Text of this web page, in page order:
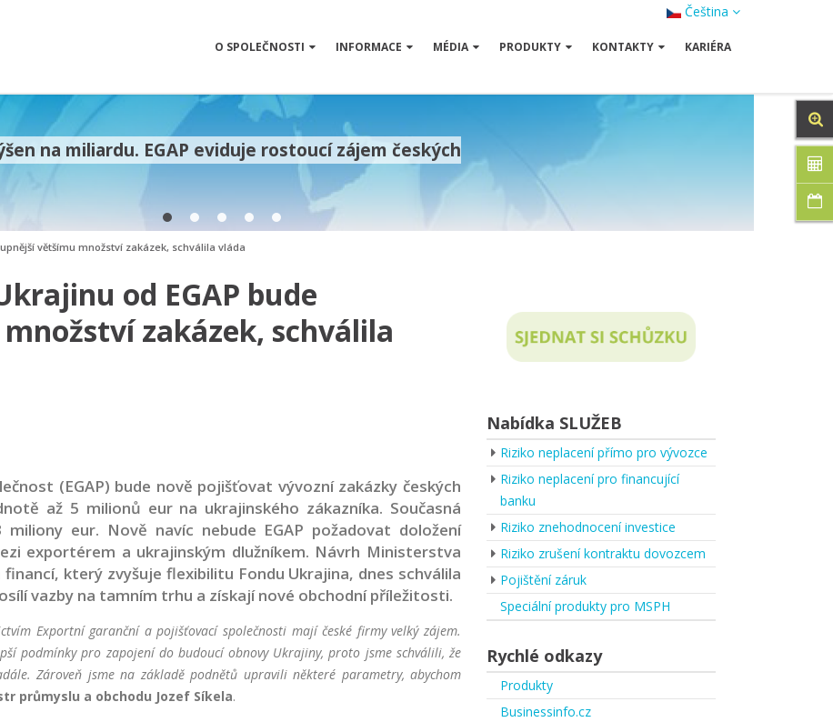
Čeština
O SPOLEČNOSTI INFORMACE MÉDIA PRODUKTY KONTAKTY KARIÉRA
na miliardu. EGAP eviduje rostoucí zájem českých
většímu množství zakázek, schválila vláda
od EGAP bude
zakázek, schválila
(EGAP) bude nově pojišťovat vývozní zakázky českých
až 5 milionů eur na ukrajinského zákazníka. Současná
eur. Nově navíc nebude EGAP požadovat doložení
exportérem a ukrajinským dlužníkem. Návrh Ministerstva
který zvyšuje flexibilitu Fondu Ukrajina, dnes schválila
vazby na tamním trhu a získají nové obchodní příležitosti.
Exportní garanční a pojišťovací společnosti mají české firmy velký zájem.
podmínky pro zapojení do budoucí obnovy Ukrajiny, proto jsme schválili, že
Zároveň jsme na základě podnětů upravili některé parametry, abychom
průmyslu a obchodu Jozef Síkela.
Nabídka SLUŽEB
Riziko neplacení přímo pro vývozce
Riziko neplacení pro financující
banku
Riziko znehodnocení investice
Riziko zrušení kontraktu dovozcem
Pojištění záruk
Speciální produkty pro MSPH
Rychlé odkazy
Produkty
Businessinfo.cz